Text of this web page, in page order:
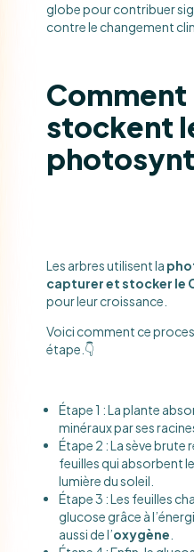
globe pour contribuer
contre le changement
Comment
stockent
Les arbres utilisent la
capturer et stocker le
pour leur croissance.
Voici comment ce
étape.👇
Étape 1 : La plante
minéraux par ses
Étape 2 : La sève brute
feuilles qui absorbent
lumière du soleil.
Étape 3 : Les feuilles
glucose grâce à
aussi de l’oxygène